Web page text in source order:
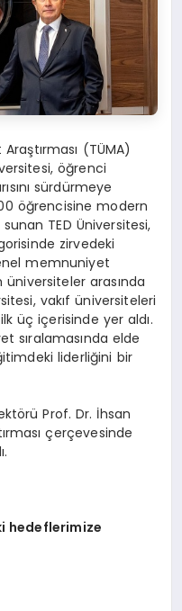
(TÜMA)
öğrenci
sürdürmeye
öğrencisine modern
TED Üniversitesi,
zirvedeki
memnuniyet
üniversiteler arasında
vakıf üniversiteleri
üç içerisinde yer aldı.
sıralamasında elde
liderliğini bir
Prof. Dr. İhsan
çerçevesinde
hedeflerimize